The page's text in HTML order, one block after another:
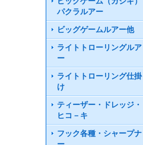
パクラルアー
ビッグゲームルアー他
ライトトローリングルア
ー
ライトトローリング仕掛
け
ティーザー・ドレッジ・
ヒコ－キ
フック各種・シャープナ